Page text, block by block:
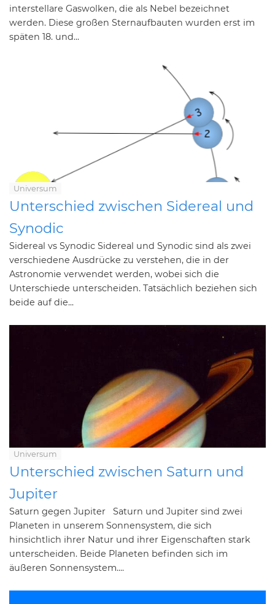
interstellare Gaswolken, die als Nebel bezeichnet
werden. Diese großen Sternaufbauten wurden erst im
späten 18. und...
Universum
Unterschied zwischen Sidereal und
Synodic
Sidereal vs Synodic Sidereal und Synodic sind als zwei
verschiedene Ausdrücke zu verstehen, die in der
Astronomie verwendet werden, wobei sich die
Unterschiede unterscheiden. Tatsächlich beziehen sich
beide auf die...
Universum
Unterschied zwischen Saturn und
Jupiter
Saturn gegen Jupiter Saturn und Jupiter sind zwei
Planeten in unserem Sonnensystem, die sich
hinsichtlich ihrer Natur und ihrer Eigenschaften stark
unterscheiden. Beide Planeten befinden sich im
äußeren Sonnensystem....